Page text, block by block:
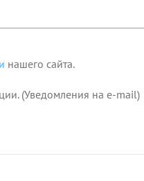
нашего сайта.
(Уведомления на e-mail)